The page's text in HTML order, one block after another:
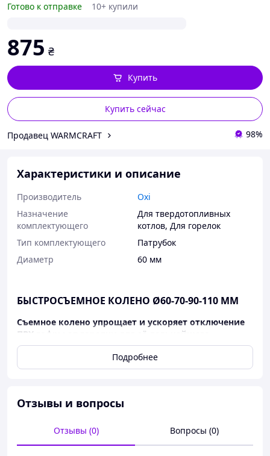
Готово к отправке
10+ купили
875 ₴
Купить сейчас
Купить
Продавец WARMCRAFT 98%
Характеристики и описание
Производитель
Oxi
Назначение
комплектующего
Для твердотопливных
котлов, Для горелок
Тип комплектующего
Патрубок
Диаметр
60 мм
БЫСТРОСЪЕМНОЕ КОЛЕНО Ø60-70-90-110 ММ
Съемное колено упрощает и ускоряет отключение
ПВХ гофры от горелки для её дальнейшего
обслуживания.
ПРЕИМУЩЕСТВА:
прилегает к патрубку питателя горелки, не
устойчиво к ржавчине;
Имеет привлекательный внешний вид и не
Подробнее
Отзывы и вопросы
Отзывы (0) Вопросы (0)